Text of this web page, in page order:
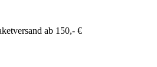
ab 150,- €